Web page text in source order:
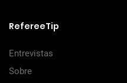
RefereeTip
Entrevistas
Sobre